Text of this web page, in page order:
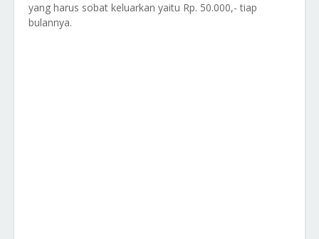
yang harus sobat keluarkan yaitu Rp. 50.000,- tiap
bulannya.